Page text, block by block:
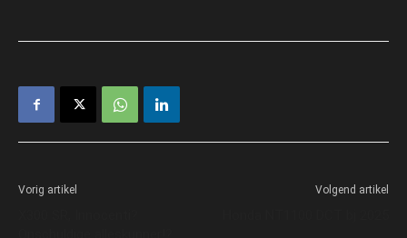
Vorig artikel Volgend artikel